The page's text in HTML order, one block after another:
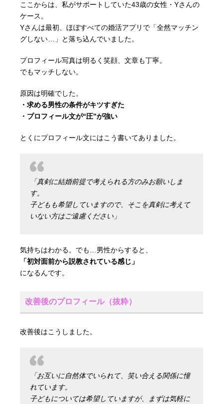
ここからは、私がサポートしていた43歳の女性・Yさんの
ケース。
Yさんは最初、ほぼすべての婚活アプリで「全然マッチン
グしない…」と落ち込んでいました。
プロフィール写真は明るく笑顔、文章も丁寧。
でもマッチしない。
原因は明確でした。
・求める男性の条件がキツすぎた
・プロフィール文が“圧”が強い
とくにプロフィール文にはこう書いてありました。
「真剣に結婚前提で考えられる方のみお願いしま
す。
子どもも希望していますので、そこを真剣に考えて
いない方はご遠慮ください」
気持ちはわかる。でも…男性からすると、
「初対面前から説教されている感じ」
になるんです。
改善後のプロフィール（抜粋）
改善後はこうしました。
「お互いに自然体でいられて、笑い合える関係に憧
れています。
子どもについては希望していますが、まずは気軽に